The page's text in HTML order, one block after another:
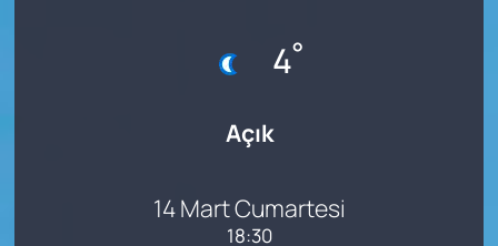
4°
Açık
14 Mart Cumartesi
18:30